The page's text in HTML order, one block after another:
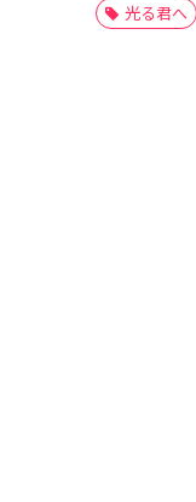
光る君へ